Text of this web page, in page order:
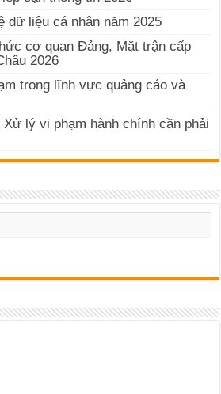
dữ liệu cá nhân năm 2025
cơ quan Đảng, Mặt trận cấp
2026
trong lĩnh vực quảng cáo và
lý vi phạm hành chính cần phải